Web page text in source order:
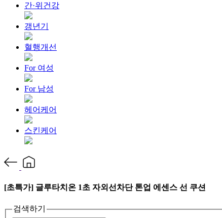
간·위건강
갱년기
혈행개선
For 여성
For 남성
헤어케어
스킨케어
[초특가] 글루타치온 1초 자외선차단 톤업 에센스 선 쿠션
검색하기